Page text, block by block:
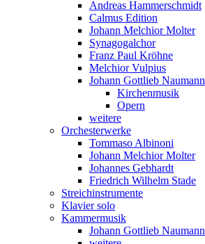
Andreas Hammerschmidt
Calmus Edition
Johann Melchior Molter
Synagogalchor
Franz Paul Kröhne
Melchior Vulpius
Johann Gottlieb Naumann
Kirchenmusik
Opern
weitere
Orchesterwerke
Tommaso Albinoni
Johann Melchior Molter
Johannes Gebhardt
Friedrich Wilhelm Stade
Streichinstrumente
Klavier solo
Kammermusik
Johann Gottlieb Naumann